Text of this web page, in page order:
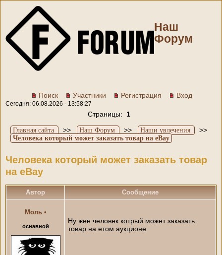
Наш
Форум
Поиск Участники Регистрация Вход
Сегодня: 06.08.2026 - 13:58:27
Страницы: 1
Главная сайта >> Наш Форум >> Наши увлечения >>
Человека который может заказать товар на eBay
Человека который может заказать товар
на eBay
Автор Сообщение
Моль •
оснавной
Ну жен человек котрый может заказать
товар на етом аукционе